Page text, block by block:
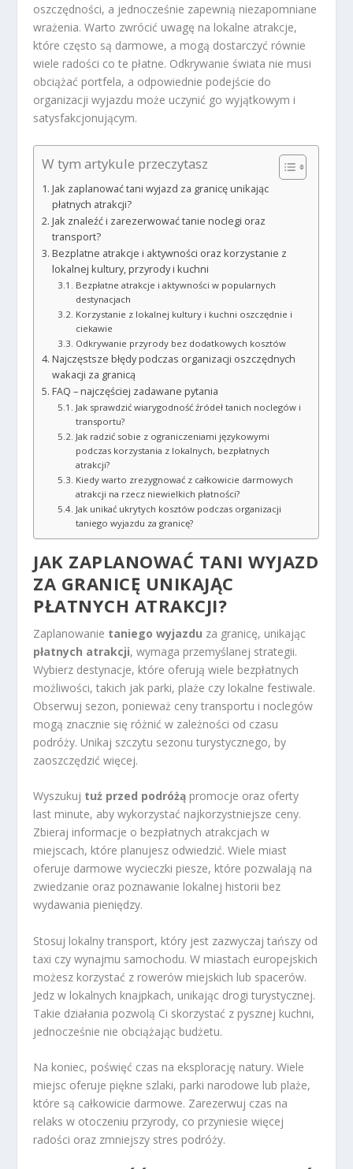
oszczędności, a jednocześnie zapewnią niezapomniane
wrażenia. Warto zwrócić uwagę na lokalne atrakcje,
które często są darmowe, a mogą dostarczyć równie
wiele radości co te płatne. Odkrywanie świata nie musi
obciążać portfela, a odpowiednie podejście do
organizacji wyjazdu może uczynić go wyjątkowym i
satysfakcjonującym.
W tym artykule przeczytasz
Jak zaplanować tani wyjazd za granicę unikając
płatnych atrakcji?
Jak znaleźć i zarezerwować tanie noclegi oraz
transport?
Bezplatne atrakcje i aktywności oraz korzystanie z
lokalnej kultury, przyrody i kuchni
Bezpłatne atrakcje i aktywności w popularnych
destynacjach
Korzystanie z lokalnej kultury i kuchni oszczędnie i
ciekawie
Odkrywanie przyrody bez dodatkowych kosztów
Najczęstsze błędy podczas organizacji oszczędnych
wakacji za granicą
FAQ – najczęściej zadawane pytania
Jak sprawdzić wiarygodność źródeł tanich noclegów i
transportu?
Jak radzić sobie z ograniczeniami językowymi
podczas korzystania z lokalnych, bezpłatnych
atrakcji?
Kiedy warto zrezygnować z całkowicie darmowych
atrakcji na rzecz niewielkich płatności?
Jak unikać ukrytych kosztów podczas organizacji
taniego wyjazdu za granicę?
JAK ZAPLANOWAĆ TANI WYJAZD
ZA GRANICĘ UNIKAJĄC
PŁATNYCH ATRAKCJI?
Zaplanowanie taniego wyjazdu za granicę, unikając
płatnych atrakcji, wymaga przemyślanej strategii.
Wybierz destynacje, które oferują wiele bezpłatnych
możliwości, takich jak parki, plaże czy lokalne festiwale.
Obserwuj sezon, ponieważ ceny transportu i noclegów
mogą znacznie się różnić w zależności od czasu
podróży. Unikaj szczytu sezonu turystycznego, by
zaoszczędzić więcej.
Wyszukuj tuż przed podróżą promocje oraz oferty
last minute, aby wykorzystać najkorzystniejsze ceny.
Zbieraj informacje o bezpłatnych atrakcjach w
miejscach, które planujesz odwiedzić. Wiele miast
oferuje darmowe wycieczki piesze, które pozwalają na
zwiedzanie oraz poznawanie lokalnej historii bez
wydawania pieniędzy.
Stosuj lokalny transport, który jest zazwyczaj tańszy od
taxi czy wynajmu samochodu. W miastach europejskich
możesz korzystać z rowerów miejskich lub spacerów.
Jedz w lokalnych knajpkach, unikając drogi turystycznej.
Takie działania pozwolą Ci skorzystać z pysznej kuchni,
jednocześnie nie obciążając budżetu.
Na koniec, poświęć czas na eksplorację natury. Wiele
miejsc oferuje piękne szlaki, parki narodowe lub plaże,
które są całkowicie darmowe. Zarezerwuj czas na
relaks w otoczeniu przyrody, co przyniesie więcej
radości oraz zmniejszy stres podróży.